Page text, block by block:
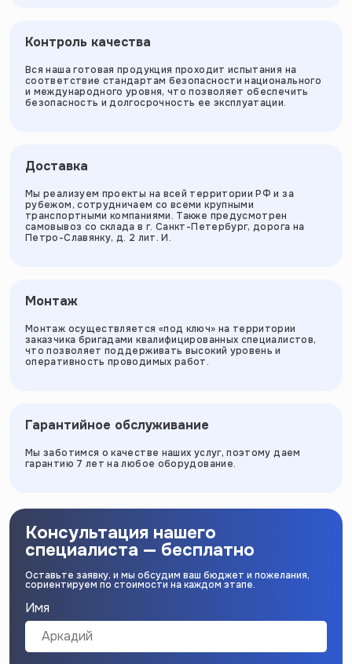
Контроль качества
Вся наша готовая продукция проходит испытания на
соответствие стандартам безопасности национального
и международного уровня, что позволяет обеспечить
безопасность и долгосрочность ее эксплуатации.
Доставка
Мы реализуем проекты на всей территории РФ и за
рубежом, сотрудничаем со всеми крупными
транспортными компаниями. Также предусмотрен
самовывоз со склада в г. Санкт-Петербург, дорога на
Петро-Славянку, д. 2 лит. И.
Монтаж
Монтаж осуществляется «под ключ» на территории
заказчика бригадами квалифицированных специалистов,
что позволяет поддерживать высокий уровень и
оперативность проводимых работ.
Гарантийное обслуживание
Мы заботимся о качестве наших услуг, поэтому даем
гарантию 7 лет на любое оборудование.
Консультация нашего
специалиста — бесплатно
Оставьте заявку, и мы обсудим ваш бюджет и пожелания,
сориентируем по стоимости на каждом этапе.
Имя